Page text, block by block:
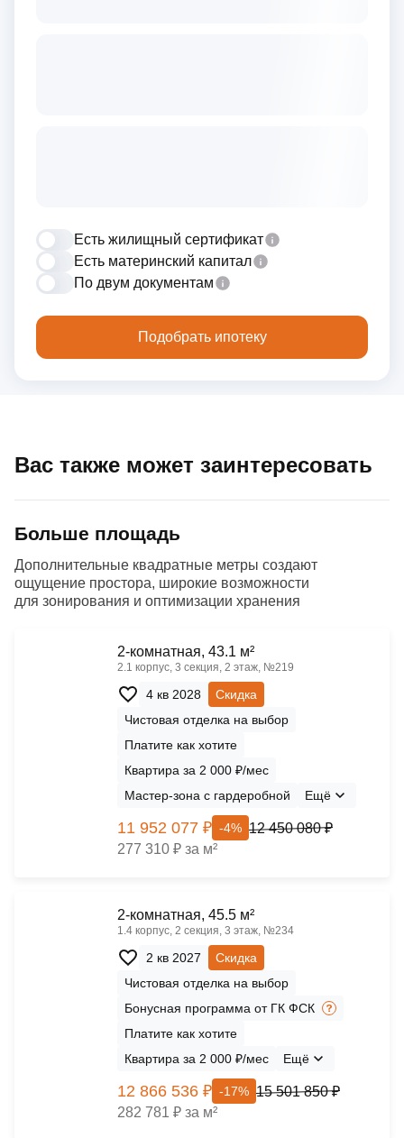
Есть жилищный сертификат
Есть материнский капитал
По двум документам
Подобрать ипотеку
Вас также может заинтересовать
Больше площадь
Дополнительные квадратные метры создают
ощущение простора, широкие возможности
для зонирования и оптимизации хранения
2-комнатная, 43.1 м²
2.1 корпус, 3 секция, 2 этаж, №219
4 кв 2028
Скидка
Чистовая отделка на выбор
Платите как хотите
Квартира за 2 000 ₽/мес
Мастер-зона с гардеробной
Ещё
11 952 077 ₽ -4% 12 450 080 ₽
277 310 ₽ за м²
2-комнатная, 45.5 м²
1.4 корпус, 2 секция, 3 этаж, №234
2 кв 2027
Скидка
Чистовая отделка на выбор
Бонусная программа от ГК ФСК
Платите как хотите
Квартира за 2 000 ₽/мес
Ещё
12 866 536 ₽ -17% 15 501 850 ₽
282 781 ₽ за м²